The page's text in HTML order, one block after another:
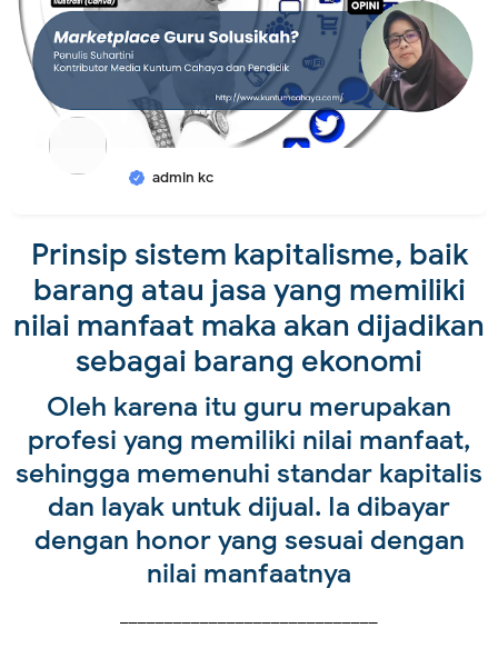
admin kc
Prinsip sistem kapitalisme, baik
barang atau jasa yang memiliki
nilai manfaat maka akan dijadikan
sebagai barang ekonomi
Oleh karena itu guru merupakan
profesi yang memiliki nilai manfaat,
sehingga memenuhi standar kapitalis
dan layak untuk dijual. Ia dibayar
dengan honor yang sesuai dengan
nilai manfaatnya